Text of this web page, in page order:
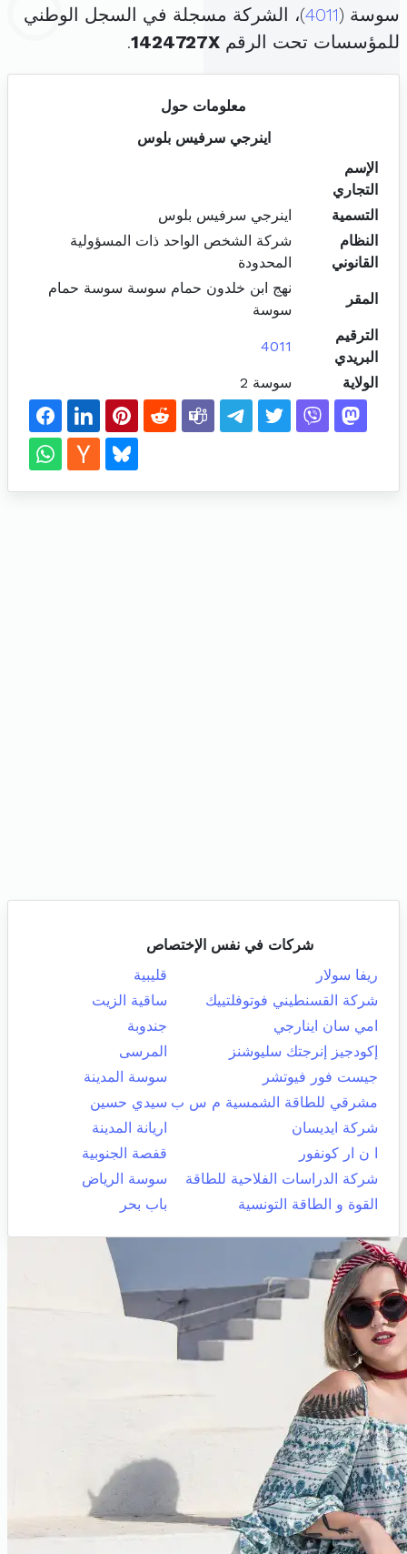
سوسة (4011)، الشركة مسجلة في السجل الوطني
للمؤسسات تحت الرقم 1424727X
.
معلومات حول
اينرجي سرفيس بلوس
الإسم
التجاري
التسمية
اينرجي سرفيس بلوس
النظام
القانوني
شركة الشخص الواحد ذات المسؤولية
المحدودة
المقر
نهج ابن خلدون حمام سوسة سوسة حمام
سوسة
الترقيم
البريدي
4011
الولاية سوسة 2
شركات في نفس الإختصاص
ريفا سولار
قليبية
شركة القسنطيني فوتوفلتييك
ساقية الزيت
امي سان اينارجي
جندوبة
إكودجيز إنرجتك سليوشنز
المرسى
جيست فور فيوتشر
سوسة المدينة
مشرقي للطاقة الشمسية م س ب سيدي حسين
شركة ايديسان
اريانة المدينة
ا ن ار كونفور
قفصة الجنوبية
شركة الدراسات الفلاحية للطاقة
سوسة الرياض
القوة و الطاقة التونسية
باب بحر